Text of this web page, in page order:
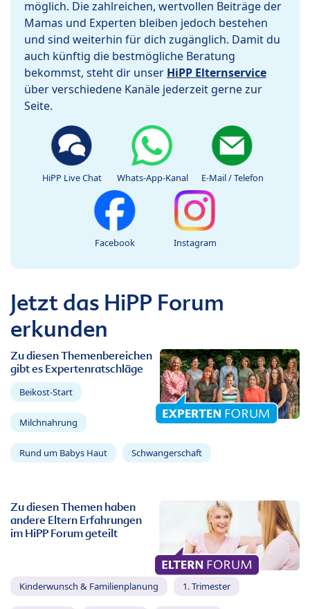
möglich. Die zahlreichen, wertvollen Beiträge der
Mamas und Experten bleiben jedoch bestehen
und sind weiterhin für dich zugänglich. Damit du
auch künftig die bestmögliche Beratung
bekommst, steht dir unser HiPP Elternservice
über verschiedene Kanäle jederzeit gerne zur
Seite.
HiPP Live Chat Whats-App-Kanal E-Mail / Telefon
Facebook Instagram
Jetzt das HiPP Forum
erkunden
Zu diesen Themenbereichen
gibt es Expertenratschläge
Beikost-Start
Milchnahrung
Rund um Babys Haut Schwangerschaft
Zu diesen Themen haben
andere Eltern Erfahrungen
im HiPP Forum geteilt
Kinderwunsch & Familienplanung 1. Trimester